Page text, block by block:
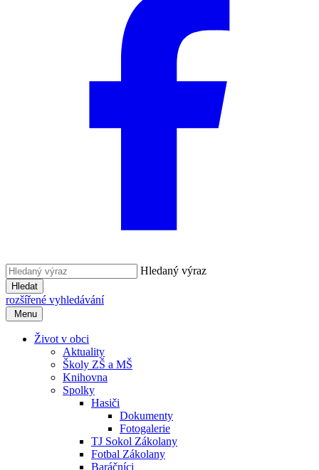
Hledaný výraz
Hledat
rozšířené vyhledávání
Menu
Život v obci
Aktuality
Školy ZŠ a MŠ
Knihovna
Spolky
Hasiči
Dokumenty
Fotogalerie
TJ Sokol Zákolany
Fotbal Zákolany
Baráčníci